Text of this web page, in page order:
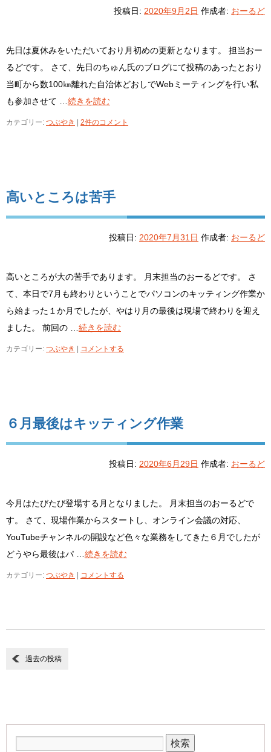
投稿日: 2020年9月2日 作成者: おーるど
先日は夏休みをいただいており月初めの更新となります。 担当おー
るどです。 さて、先日のちゅん氏のブログにて投稿のあったとおり
当町から数100㎞離れた自治体どおしでWebミーティングを行い私
も参加させて … 続きを読む
カテゴリー: つぶやき 2件のコメント
高いところは苦手
投稿日: 2020年7月31日 作成者: おーるど
高いところが大の苦手であります。 月末担当のおーるどです。 さ
て、本日で7月も終わりということでパソコンのキッティング作業か
ら始まった１か月でしたが、やはり月の最後は現場で終わりを迎え
ました。 前回の … 続きを読む
カテゴリー: つぶやき コメントする
６月最後はキッティング作業
投稿日: 2020年6月29日 作成者: おーるど
今月はたびたび登場する月となりました。 月末担当のおーるどで
す。 さて、現場作業からスタートし、オンライン会議の対応、
YouTubeチャンネルの開設など色々な業務をしてきた６月でしたが
どうやら最後はパ … 続きを読む
カテゴリー: つぶやき コメントする
過去の投稿